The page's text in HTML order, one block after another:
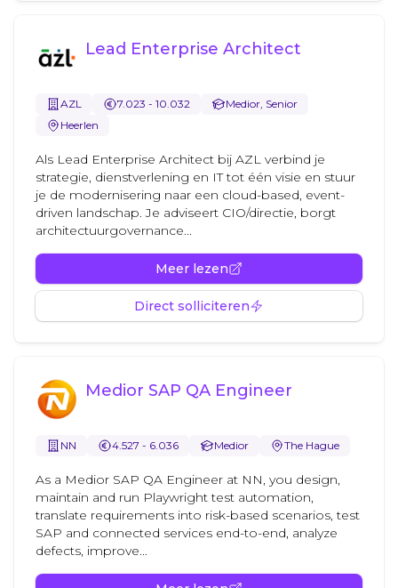
Lead Enterprise Architect
AZL 7.023 - 10.032
Medior, Senior
Heerlen
Als Lead Enterprise Architect bij AZL verbind je
strategie, dienstverlening en IT tot één visie en stuur
je de modernisering naar een cloud-based, event-
driven landschap. Je adviseert CIO/directie, borgt
architectuurgovernance...
Meer lezen
Direct solliciteren
Medior SAP QA Engineer
NN 4.527 - 6.036 Medior The Hague
As a Medior SAP QA Engineer at NN, you design,
maintain and run Playwright test automation,
translate requirements into risk-based scenarios, test
SAP and connected services end-to-end, analyze
defects, improve...